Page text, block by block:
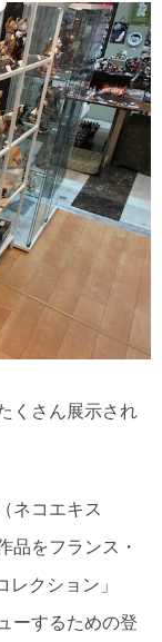
くさん展示され
ネコエキス
品をフランス・
クション」
ーするための登